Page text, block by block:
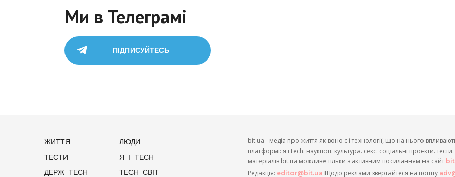
Ми в Телеграмі
ПІДПИСУЙТЕСЬ
ЖИТТЯ
ЛЮДИ
ТЕСТИ
Я_І_TECH
ДЕРЖ_TECH
TECH_СВІТ
bit.ua - медіа про життя як воно є і технології, що на нього
платформі: я і tech. наукпоп. культура. секс. соціальні проєкти.
матеріалів bit.ua можливе тільки з активним посиланням на сайт
Редакція: editor@bit.ua Щодо реклами звертайтеся на пошту